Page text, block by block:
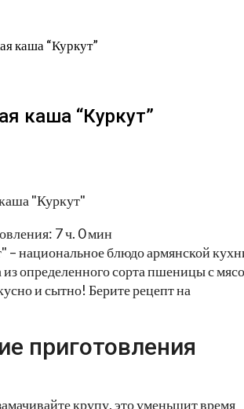
каша “Куркут”
каша “Куркут”
7 ч. 0 мин
– национальное блюдо армянской
из определенного сорта пшеницы с
и сытно! Берите рецепт на
приготовления
крупу, это уменьшит время